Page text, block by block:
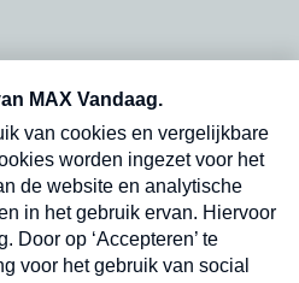
en dinsdagochtend in
Verzend